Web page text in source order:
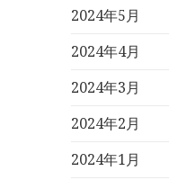
2024年5月
2024年4月
2024年3月
2024年2月
2024年1月